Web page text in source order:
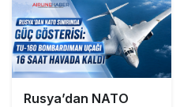
Rusya’dan NATO